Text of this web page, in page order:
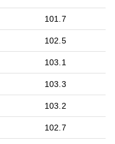
101.7
102.5
103.1
103.3
103.2
102.7